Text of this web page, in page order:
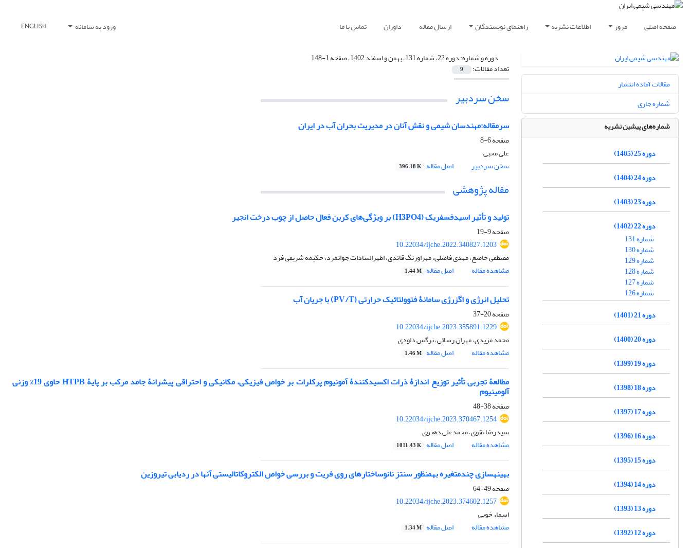
صفحه اصلی مرور اطلاعات نشریه راهنمای نویسندگان ارسال مقاله داوران تماس با ما ورود به سامانه ENGLISH
دوره و شماره:دوره 22، شماره 131، بهمن و اسفند 1402، صفحه 1-148
تعداد مقالات: 9
سخن سردبیر
سرمقاله:مهندسان شیمی و نقش آنان در مدیریت بحران آب در ایران
صفحه6-8
علی محبی
سخن سردبیر
اصل مقاله 396.18 K
مقاله پژوهشی
تولید و تأثیر اسیدفسفریک (H3PO4) بر ویژگی‌های کربن فعال حاصل از چوب درخت انجیر
صفحه9-19
10.22034/ijche.2022.340827.1203
مصطفی خاضع، مهدی فاضلی، مهراورنگ قائدی، اطهرالسادات جوانمرد، حکیمه شریفی فرد
مشاهده مقاله
اصل مقاله 1.44 M
تحلیل انرژی و اگزرژی سامانۀ فتوولتائیک حرارتی (PV/T) با جریان آب
صفحه20-37
10.22034/ijche.2023.355891.1229
محمد مزیدی، مهران رسائی، نرگس داودی
مشاهده مقاله
اصل مقاله 1.46 M
مطالعۀ تجربی تأثیر توزیع اندازۀ ذرات اکسیدکنندۀ آمونیوم پرکلرات بر خواص فیزیکی، مکانیکی و احتراقی پیشرانۀ جامد مرکب بر پایۀ HTPB حاوی 19% وزنی
آلومینیوم
صفحه38-48
10.22034/ijche.2023.370467.1254
سیدرضا تقوی، محمدعلی دهنوی
مشاهده مقاله
اصل مقاله 1011.43 K
بهینه‎سازی چندمتغیره به‎منظور سنتز نانوساختارهای روی فریت و بررسی خواص الکتروکاتالیستی آن‎ها در ردیابی تیروزین
صفحه49-64
10.22034/ijche.2023.374602.1257
اسماء خوبی
مشاهده مقاله
اصل مقاله 1.34 M
مقالات آماده انتشار
شماره جاری
شماره‌های پیشین نشریه
دوره 25 (1405)
دوره 24 (1404)
دوره 23 (1403)
دوره 22 (1402)
شماره 131
شماره 130
شماره 129
شماره 128
شماره 127
شماره 126
دوره 21 (1401)
دوره 20 (1400)
دوره 19 (1399)
دوره 18 (1398)
دوره 17 (1397)
دوره 16 (1396)
دوره 15 (1395)
دوره 14 (1394)
دوره 13 (1393)
دوره 12 (1392)